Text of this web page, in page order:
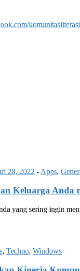
28, 2022 -Apps,
Keluarga
yang sering ingin
, Techno, Windows